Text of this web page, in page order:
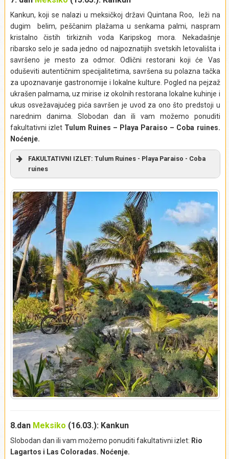
Kankun, koji se nalazi u meksičkoj državi Quintana Roo, leži na
dugim belim, peščanim plažama u senkama palmi, naspram
kristalno čistih tirkiznih voda Karipskog mora. Nekadašnje
ribarsko selo je sada jedno od najpoznatijih svetskih letovališta i
savršeno je mesto za odmor. Odlični restorani koji će Vas
oduševiti autentičnim specijalitetima, savršena su polazna tačka
za upoznavanje gastronomije i lokalne kulture. Pogled na pejzaž
ukrašen palmama, uz mirise iz okolnih restorana lokalne kuhinje i
ukus osvežavajućeg pića savršen je uvod za ono što predstoji u
narednim danima. Slobodan dan ili vam možemo ponuditi
fakultativni izlet Tulum Ruines – Playa Paraiso – Coba ruines.
Noćenje.
FAKULTATIVNI IZLET: Tulum Ruines - Playa Paraiso - Coba
ruines
U jutarnjim satima krećemo na fakultativni izlet do
Nacionalnog parka
, gde se danas nalaze ruševine
istoimenog majanskog grada. Mesto koje su u 6. veku, kao
luku na obali mora, podigli narodi pre Maja, danas svedoči o
prvim kontaktima Maja i španskih osvajača. Grad na litici
visine 12 metara, ima pet kapija, i opasan je zidinama s tri
strane, dok je s četvrte strane otvoren prema moru. Tulum je
bio luka majanskog grada Kobe, i mesto gde se najviše
trgovalo dragim kamenjem i vulkanskim opsidijanom. U
blizini severnog zida, nalazi se sveto jezero, jedna od preko
6000 podzemnih “senota” (cenote) Jukatana, odakle se
stanovništvo snabdevalo pijaćom vodom. U okviru nalazišta,
na mestu odakle se posmatrao zalazak sunca, najveću
građevinu predstavljaEl Castillo(na španskom “tvrđava”), s
figurama i maskama božanstava koja simbolizuju Veneru. U
jednom od hramova, Hramu fresaka, nalaze se prilično
dobro očuvani crteži koji predstavljaju “silazećeg boga”
Kukulkana. S litice jedinog majanskog grada koji se nalazi na
samoj obali, pruža se pogled na pučinu Karipskog mora.
smeštenoj u podnožju litice ovog veličanstvenog drevnog
grada. U dogovoreno vreme, krećemo ka unutrašnjosti
poluostrva Jukatan. Put nas vodi ka Arheološkom nalazištu
8.dan Meksiko (16.03.): Kankun
Slobodan dan ili vam možemo ponuditi fakultativni izlet: Rio
Lagartos i Las Coloradas. Noćenje.